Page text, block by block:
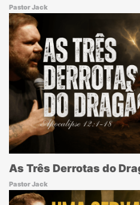
Pastor Jack
As Três Derrotas do
Pastor Jack